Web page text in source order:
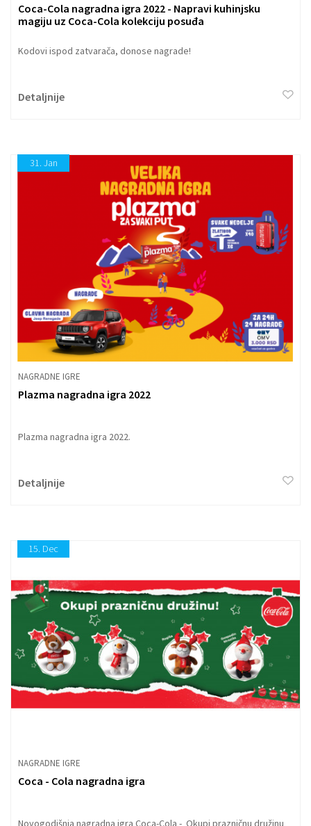
Coca-Cola nagradna igra 2022 - Napravi kuhinjsku
magiju uz Coca-Cola kolekciju posuđa
Kodovi ispod zatvarača, donose nagrade!
Detaljnije
31. Jan
NAGRADNE IGRE
Plazma nagradna igra 2022
Plazma nagradna igra 2022.
Detaljnije
15. Dec
NAGRADNE IGRE
Coca - Cola nagradna igra
Novogodišnja nagradna igra Coca-Cola - Okupi prazničnu družinu